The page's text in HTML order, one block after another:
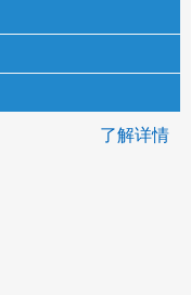
了解详情